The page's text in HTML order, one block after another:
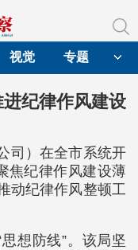
视觉 专题
纪律作风建设
司）在全市系统开
焦纪律作风建设薄
动纪律作风整顿工
想防线”。该局坚